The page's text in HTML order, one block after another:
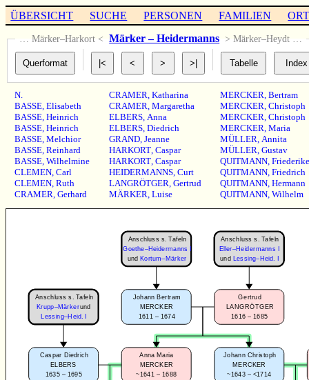
ÜBERSICHT SUCHE PERSONEN FAMILIEN
… Märker–Harkort < Märker – Heidermanns > Märker–Heydt …
N.
BASSE,Elisabeth
BASSE,Heinrich
BASSE,Heinrich
BASSE,Melchior
BASSE,Reinhard
BASSE,Wilhelmine
CLEMEN,Carl
CLEMEN,Ruth
CRAMER,Gerhard
CRAMER, Katharina
CRAMER, Margaretha
ELBERS, Anna
ELBERS, Diedrich
GRAND, Jeanne
HARKORT, Caspar
HARKORT, Caspar
HEIDERMANNS, Curt
LANGRÖTGER, Gertrud
MÄRKER, Luise
MERCKER, Bertram
MERCKER, Christoph
MERCKER, Christoph
MERCKER, Maria
MÜLLER, Annita
MÜLLER, Gustav
QUITMANN, Friederike
QUITMANN, Friedrich
QUITMANN, Hermann
QUITMANN, Wilhelm
Johann Christoph
MERCKER
~1643 – <1714
Johann Bertram
MERCKER
1611 – 1674
Gertrud
LANGRÖTGER
1616 – 1685
Anna Maria
MERCKER
~1641 – 1688
Caspar Diedrich
ELBERS
1635 – 1695
Anschluss s. Tafeln
Krupp–Märkerund
Lessing–Heid. I
Anschluss s. Tafeln
Goethe–Heidermanns I
und Kortum–Märker
Anschluss s. Tafeln
Eller–Heidermanns I
und Lessing–Heid. I